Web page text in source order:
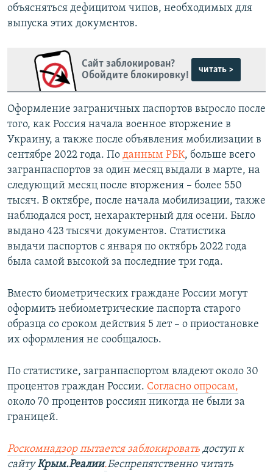
объясняться дефицитом чипов, необходимых для
выпуска этих документов.
Сайт заблокирован?
Обойдите блокировку!
читать >
Оформление заграничных паспортов выросло после
того, как Россия начала военное вторжение в
Украину, а также после объявления мобилизации в
сентябре 2022 года. По данным РБК, больше всего
загранпаспортов за один месяц выдали в марте, на
следующий месяц после вторжения – более 550
тысяч. В октябре, после начала мобилизации, также
наблюдался рост, нехарактерный для осени. Было
выдано 423 тысячи документов. Статистика
выдачи паспортов с января по октябрь 2022 года
была самой высокой за последние три года.
Вместо биометрических граждане России могут
оформить небиометрические паспорта старого
образца со сроком действия 5 лет – о приостановке
их оформления не сообщалось.
По статистике, загранпаспортом владеют около 30
процентов граждан России. Согласно опросам,
около 70 процентов россиян никогда не были за
границей.
Роскомнадзор пытается заблокировать доступ к
сайтуКрым.Реалии.Беспрепятственно читать